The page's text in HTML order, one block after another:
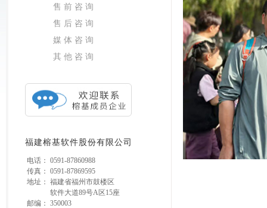
售前咨询
售后咨询
媒体咨询
其他咨询
福建榕基软件股份有限公司
电话： 0591-87860988
传真： 0591-87869595
地址： 福建省福州市鼓楼区
软件大道89号A区15座
邮编： 350003